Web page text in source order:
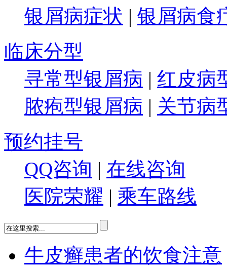
银屑病症状 | 银屑病食
临床分型
寻常型银屑病 | 红皮病
脓疱型银屑病 | 关节病
预约挂号
QQ咨询 | 在线咨询
医院荣耀 | 乘车路线
牛皮癣患者的饮食注意